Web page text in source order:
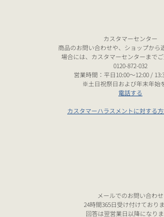
カスタマーセンター
商品のお問い合わせや、ショップから
場合には、カスタマーセンターまでご
0120-872-032
営業時間：平日10:00～12:00 /
※土日祝祭日および年末年始
電話する
カスタマーハラスメントに対する
メールでのお問い合わせ
24時間365日受け付けており
回答は翌営業日以降になりま